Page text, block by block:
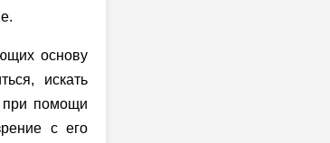
основу
искать
при помощи
с его